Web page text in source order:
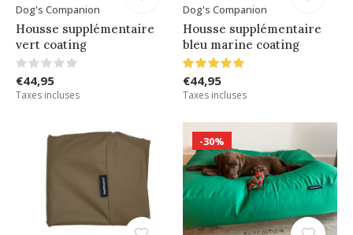
Dog's Companion
Housse supplémentaire
vert coating
€44,95
Taxes incluses
Dog's Companion
Housse supplémentaire
bleu marine coating
€44,95
Taxes incluses
-30%